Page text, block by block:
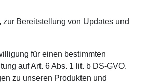
Bereitstellung von Updates und
für einen bestimmten
auf Art. 6 Abs. 1 lit. b DS-GVO.
zu unseren Produkten und